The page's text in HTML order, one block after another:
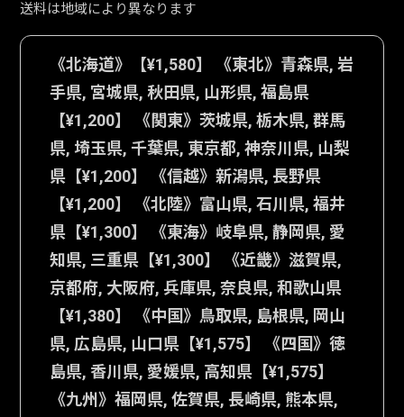
送料は地域により異なります
《北海道》【¥1,580】 《東北》青森県, 岩
手県, 宮城県, 秋田県, 山形県, 福島県
【¥1,200】 《関東》茨城県, 栃木県, 群馬
県, 埼玉県, 千葉県, 東京都, 神奈川県, 山梨
県【¥1,200】 《信越》新潟県, 長野県
【¥1,200】 《北陸》富山県, 石川県, 福井
県【¥1,300】 《東海》岐阜県, 静岡県, 愛
知県, 三重県【¥1,300】 《近畿》滋賀県,
京都府, 大阪府, 兵庫県, 奈良県, 和歌山県
【¥1,380】 《中国》鳥取県, 島根県, 岡山
県, 広島県, 山口県【¥1,575】 《四国》徳
島県, 香川県, 愛媛県, 高知県【¥1,575】
《九州》福岡県, 佐賀県, 長崎県, 熊本県,